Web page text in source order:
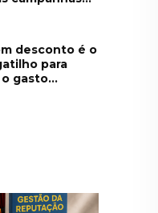
desconto é o
para
gasto...